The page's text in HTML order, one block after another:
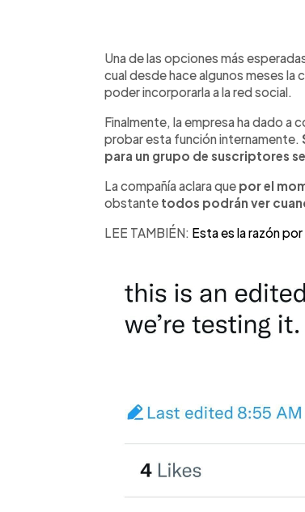
Escuchar artículo
Una de las opciones más
cual desde hace algunos meses la
poder incorporarla a la red social.
Finalmente, la empresa ha dado a
probar esta función internamente.
para un grupo de suscriptores
La compañía aclara que por el
obstante todos podrán ver
LEE TAMBIÉN: Esta es la razón